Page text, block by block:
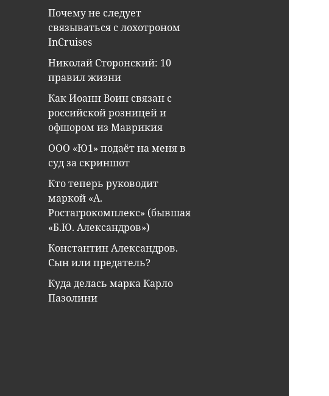
Почему не следует
связываться с лохотроном
InCruises
Николай Сторонский: 10
правил жизни
Как Иоанн Воин связан с
российской розницей и
офшором из Маврикия
ООО «Ю1» подаёт на меня в
суд за скриншот
Кто теперь руководит
маркой «А.
Ростагрокомплекс» (бывшая
«Б.Ю. Александров»)
Константин Александров.
Сын или предатель?
Куда делась марка Карло
Пазолини